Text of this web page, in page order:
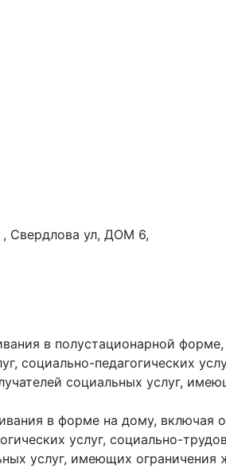
Свердлова ул, ДОМ 6,
в полустационарной
социально-педагогических
социальных услуг,
в форме на дому, включая
услуг, социально-
услуг, имеющих